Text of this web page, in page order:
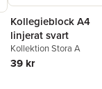
Kollegieblock A4
linjerat svart
Kollektion Stora A
39 kr